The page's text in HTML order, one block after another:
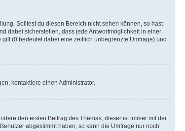
Solltest du diesen Bereich nicht sehen können, so hast
dabei sicherstellen, dass jede Antwortmöglichkeit in einer
(0 bedeutet dabei eine zeitlich unbegrenzte Umfrage) und
kontaktiere einen Administrator.
den ersten Beitrag des Themas; dieser ist immer mit der
abgestimmt haben, so kann die Umfrage nur noch